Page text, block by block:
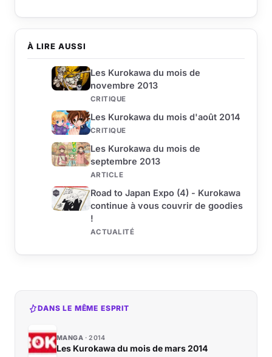
À LIRE AUSSI
Les Kurokawa du mois de
novembre 2013
CRITIQUE
Les Kurokawa du mois d'août 2014
CRITIQUE
Les Kurokawa du mois de
septembre 2013
ARTICLE
Road to Japan Expo (4) - Kurokawa
continue à vous couvrir de goodies
!
ACTUALITÉ
DANS LE MÊME ESPRIT
MANGA 2014
Les Kurokawa du mois de mars 2014